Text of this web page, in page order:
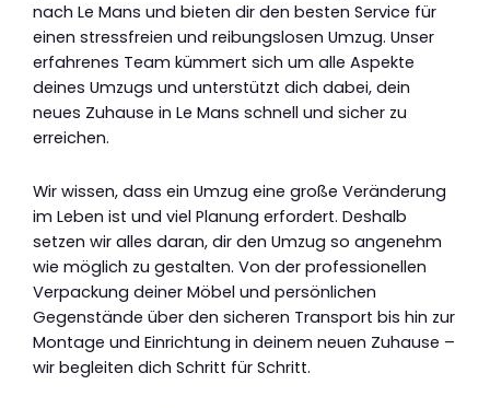
nach Le Mans und bieten dir den besten Service für
einen stressfreien und reibungslosen Umzug. Unser
erfahrenes Team kümmert sich um alle Aspekte
deines Umzugs und unterstützt dich dabei, dein
neues Zuhause in Le Mans schnell und sicher zu
erreichen.
Wir wissen, dass ein Umzug eine große Veränderung
im Leben ist und viel Planung erfordert. Deshalb
setzen wir alles daran, dir den Umzug so angenehm
wie möglich zu gestalten. Von der professionellen
Verpackung deiner Möbel und persönlichen
Gegenstände über den sicheren Transport bis hin zur
Montage und Einrichtung in deinem neuen Zuhause –
wir begleiten dich Schritt für Schritt.